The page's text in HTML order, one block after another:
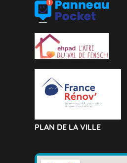
PLAN DE LA VILLE